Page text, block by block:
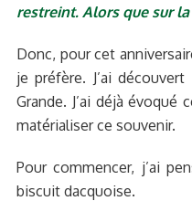
restreint. Alors que sur
Donc, pour cet
je préfère. J’ai
Grande. J’ai déjà évoqué
matérialiser ce souvenir.
Pour commencer, j’ai
biscuit dacquoise.